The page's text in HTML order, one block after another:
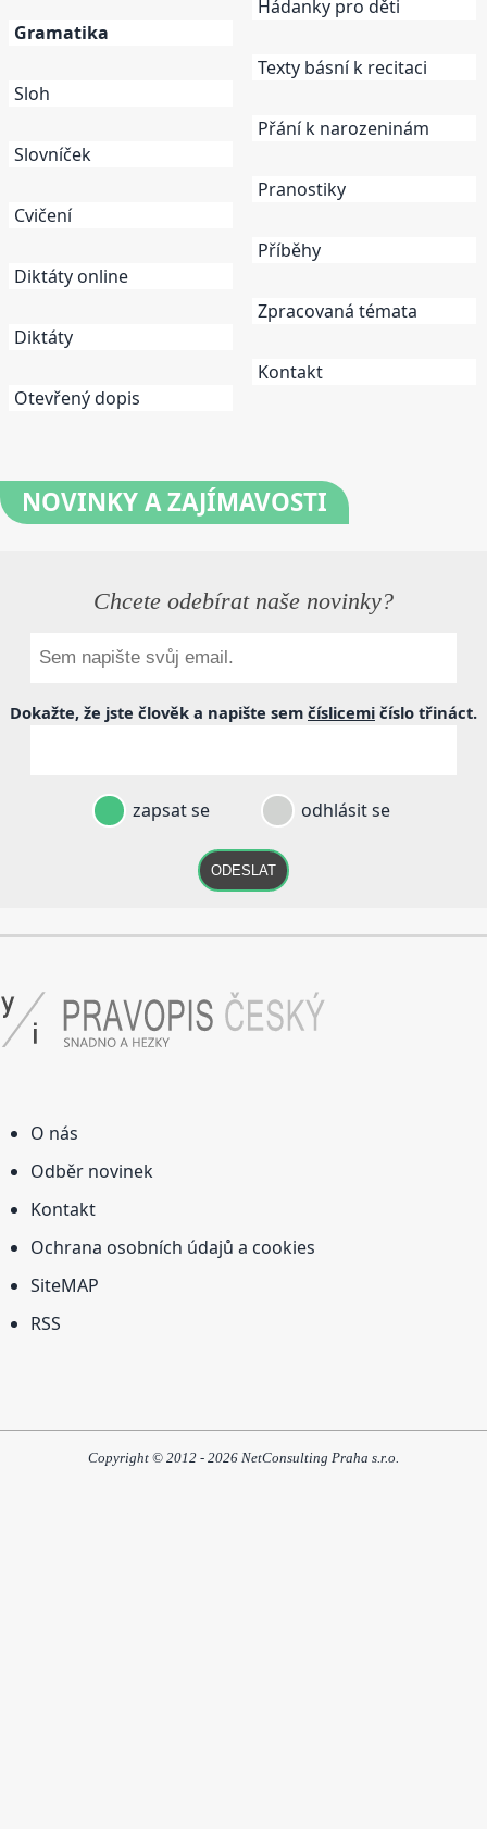
Gramatika
Sloh
Slovníček
Cvičení
Diktáty online
Diktáty
Otevřený dopis
Hádanky pro děti
Texty básní k recitaci
Přání k narozeninám
Pranostiky
Příběhy
Zpracovaná témata
Kontakt
NOVINKYA ZAJÍMAVOSTI
Chcete odebírat naše novinky?
Dokažte, že jste člověk a napište sem číslicemi číslo třináct.
zapsat se odhlásit se
ODESLAT
O nás
Odběr novinek
Kontakt
Ochrana osobních údajů a cookies
SiteMAP
RSS
Copyright © 2012 - 2026 NetConsulting Praha s.r.o.